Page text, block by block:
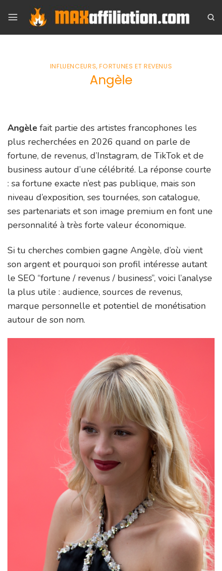
content
INFLUENCEURS, FORTUNES ET REVENUS
Angèle
Angèle fait partie des artistes francophones les
plus recherchées en 2026 quand on parle de
fortune, de revenus, d’Instagram, de TikTok et de
business autour d’une célébrité. La réponse courte
: sa fortune exacte n’est pas publique, mais son
niveau d’exposition, ses tournées, son catalogue,
ses partenariats et son image premium en font une
personnalité à très forte valeur économique.
Si tu cherches combien gagne Angèle, d’où vient
son argent et pourquoi son profil intéresse autant
le SEO “fortune / revenus / business”, voici l’analyse
la plus utile : audience, sources de revenus,
marque personnelle et potentiel de monétisation
autour de son nom.